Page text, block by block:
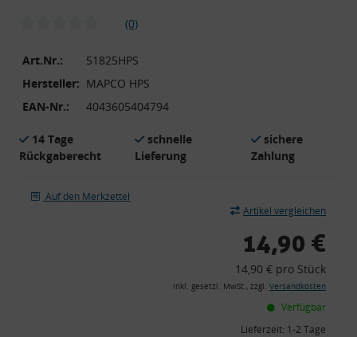
(0)
Art.Nr.:
51825HPS
Hersteller: MAPCO HPS
EAN-Nr.:
4043605404794
14 Tage
Rückgaberecht
schnelle
Lieferung
sichere
Zahlung
Auf den Merkzettel
Artikel vergleichen
14,90 €
14,90 € pro Stück
inkl. gesetzl. MwSt., zzgl. Versandkosten
Verfügbar
Lieferzeit: 1-2 Tage